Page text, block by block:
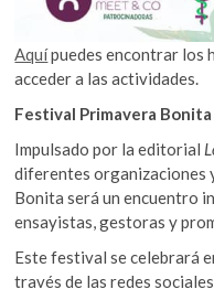
Aquípuedes encontrar los
acceder a las actividades.
Festival Primavera Bonita
Impulsado por la editorial
diferentes organizaciones
Bonita será un encuentro
ensayistas, gestoras y
Este festival se celebrará
través de las redes